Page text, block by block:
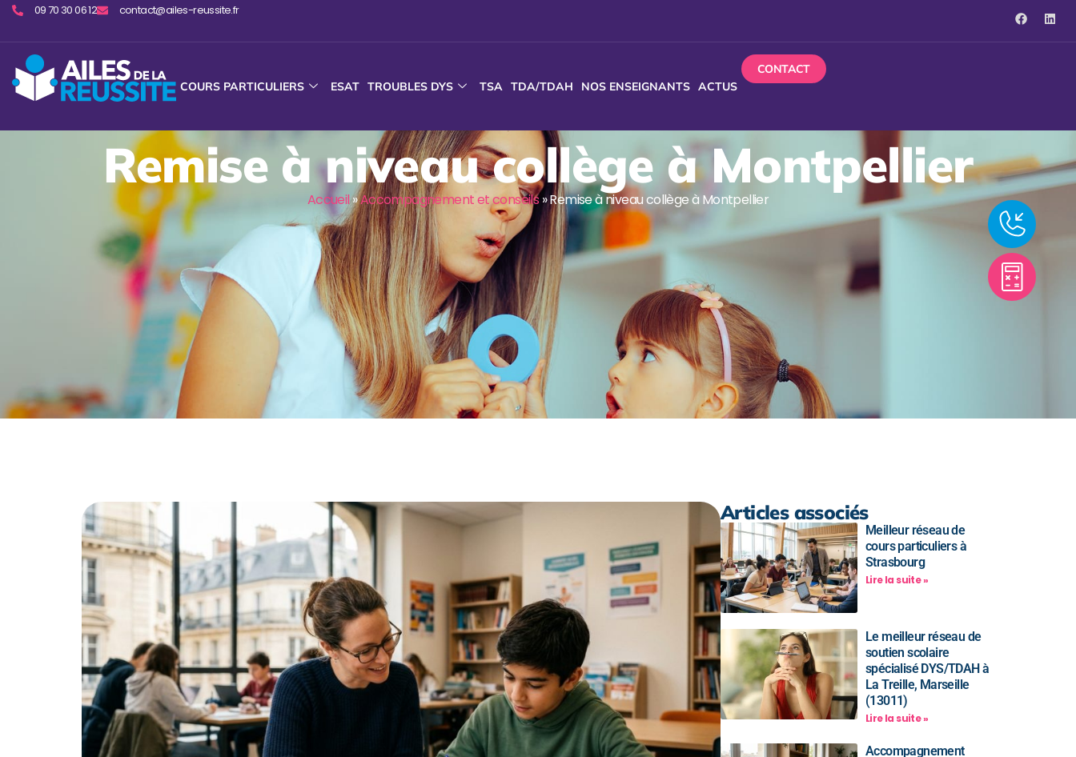
09 70 30 06 12 contact@ailes-reussite.fr
COURS PARTICULIERS ESAT TROUBLES DYS TSA TDA/TDAH NOS ENSEIGNANTS ACTUS
CONTACT
Remise à niveau collège à Montpellier
Accueil»Accompagnement et conseils»Remise à niveau collège à Montpellier
Articles associés
Meilleur réseau de
cours particuliers à
Strasbourg
Lire la suite »
Le meilleur réseau de
soutien scolaire
spécialisé DYS/TDAH à
La Treille, Marseille
(13011)
Lire la suite »
Accompagnement